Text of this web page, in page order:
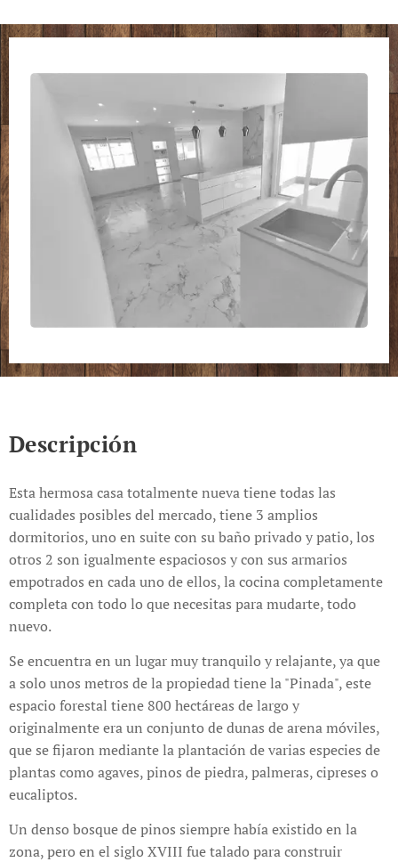
Descripción
Esta hermosa casa totalmente nueva tiene todas las
cualidades posibles del mercado, tiene 3 amplios
dormitorios, uno en suite con su baño privado y patio, los
otros 2 son igualmente espaciosos y con sus armarios
empotrados en cada uno de ellos, la cocina completamente
completa con todo lo que necesitas para mudarte, todo
nuevo.
Se encuentra en un lugar muy tranquilo y relajante, ya que
a solo unos metros de la propiedad tiene la "Pinada", este
espacio forestal tiene 800 hectáreas de largo y
originalmente era un conjunto de dunas de arena móviles,
que se fijaron mediante la plantación de varias especies de
plantas como agaves, pinos de piedra, palmeras, cipreses o
eucaliptos.
Un denso bosque de pinos siempre había existido en la
zona, pero en el siglo XVIII fue talado para construir